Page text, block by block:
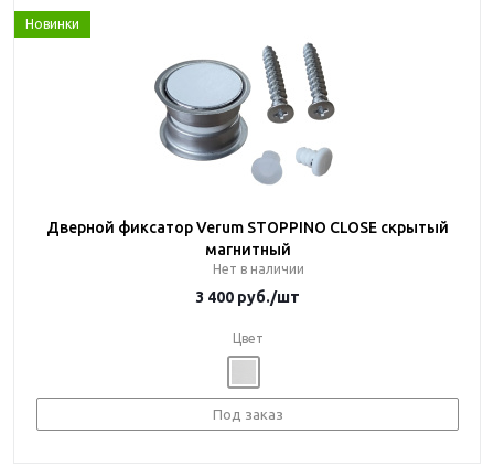
Новинки
Дверной фиксатор Verum STOPPINO CLOSE скрытый
магнитный
Нет в наличии
3 400 руб./шт
Цвет
Под заказ